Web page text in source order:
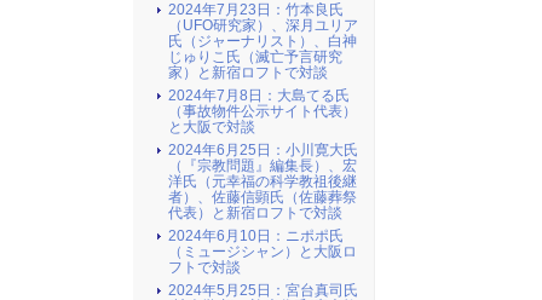
2024年7月23日：竹本良氏
（UFO研究家）、深月ユリア
氏（ジャーナリスト）、白神
じゅりこ氏（滅亡予言研究
家）と新宿ロフトで対談
2024年7月8日：大島てる氏
（事故物件公示サイト代表）
と大阪で対談
2024年6月25日：小川寛大氏
（『宗教問題』編集長）、宏
洋氏（元幸福の科学教祖後継
者）、佐藤信顕氏（佐藤葬祭
代表）と新宿ロフトで対談
2024年6月10日：ニポポ氏
（ミュージシャン）と大阪ロ
フトで対談
2024年5月25日：宮台真司氏